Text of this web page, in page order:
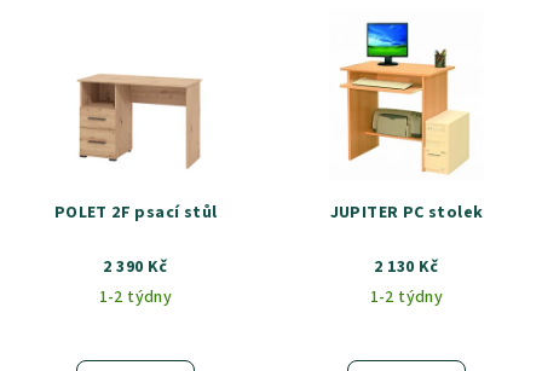
POLET 2F psací stůl
2 390 Kč
1-2 týdny
JUPITER PC stolek
2 130 Kč
1-2 týdny